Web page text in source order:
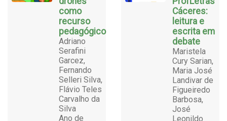
como
recurso
pedagógico
Adriano
Serafini
Garcez,
Fernando
Selleri Silva,
Flávio Teles
Carvalho da
Silva
Ano de
Cáceres:
leitura e
escrita em
debate
Maristela
Cury Sarian,
Maria José
Landivar de
Figueiredo
Barbosa,
José
Leonildo